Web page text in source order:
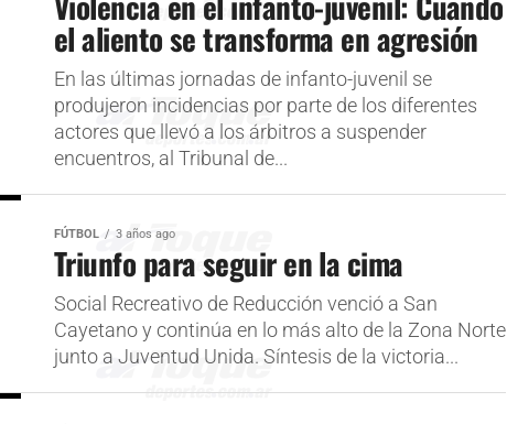
el aliento se transforma en agresión
En las últimas jornadas de infanto-juvenil se
produjeron incidencias por parte de los diferentes
actores que llevó a los árbitros a suspender
encuentros, al Tribunal de...
FÚTBOL 3 años ago
Triunfo para seguir en la cima
Social Recreativo de Reducción venció a San
Cayetano y continúa en lo más alto de la Zona Norte
junto a Juventud Unida. Síntesis de la victoria...